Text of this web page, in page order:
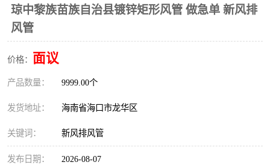
琼中黎族苗族自治县镀锌矩形风管 做急单 新风排
风管
价格： 面议
产品数量： 9999.00个
发货地址： 海南省海口市龙华区
关键词： 新风排风管
发布日期： 2026-08-07
排烟风机 百叶风口
油烟净化器